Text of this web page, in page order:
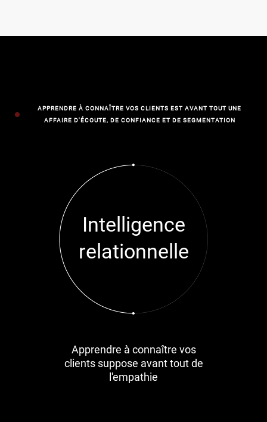
APPRENDRE À CONNAÎTRE VOS CLIENTS EST AVANT TOUT UNE
AFFAIRE D'ÉCOUTE, DE CONFIANCE ET DE SEGMENTATION
Intelligence
relationnelle
Apprendre à connaître vos
clients suppose avant tout de
l'empathie